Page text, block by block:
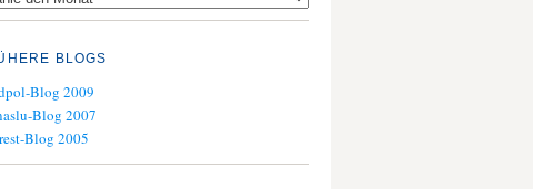
BLOGS
Blog 2009
Blog 2007
Blog 2005